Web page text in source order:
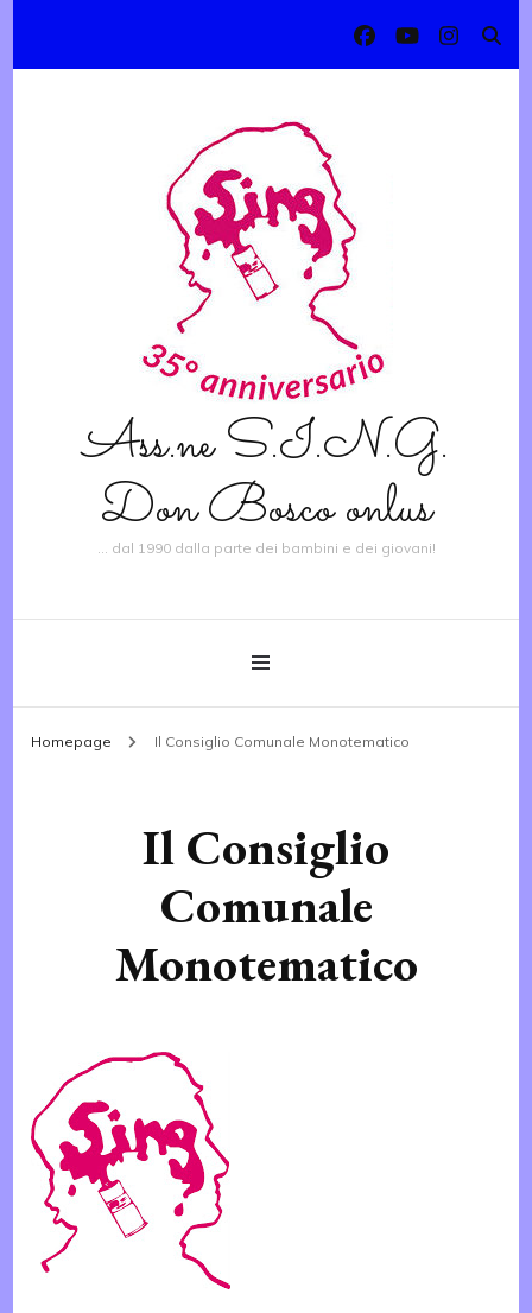
Ass.ne S.I.N.G.
Don Bosco onlus
… dal 1990 dalla parte dei bambini e dei giovani!
Homepage Il Consiglio Comunale Monotematico
Il Consiglio
Comunale
Monotematico